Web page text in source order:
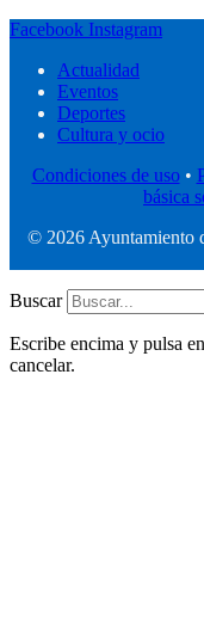
Facebook Instagram
Actualidad
Eventos
Deportes
Cultura y ocio
Condiciones de uso•
básica
© 2026 Ayuntamiento
Buscar
Escribe encima y pulsa
cancelar.